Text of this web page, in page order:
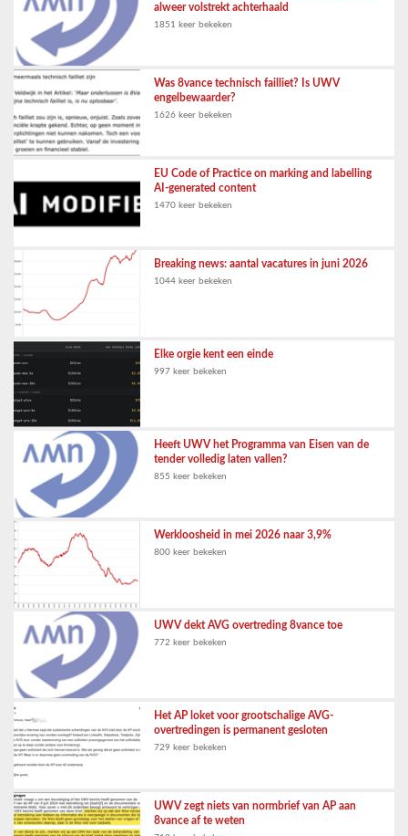
alweer volstrekt achterhaald
1851 keer bekeken
Was 8vance technisch failliet? Is UWV
engelbewaarder?
1626 keer bekeken
EU Code of Practice on marking and labelling
AI-generated content
1470 keer bekeken
Breaking news: aantal vacatures in juni 2026
1044 keer bekeken
Elke orgie kent een einde
997 keer bekeken
Heeft UWV het Programma van Eisen van de
tender volledig laten vallen?
855 keer bekeken
Werkloosheid in mei 2026 naar 3,9%
800 keer bekeken
UWV dekt AVG overtreding 8vance toe
772 keer bekeken
Het AP loket voor grootschalige AVG-
overtredingen is permanent gesloten
729 keer bekeken
UWV zegt niets van normbrief van AP aan
8vance af te weten